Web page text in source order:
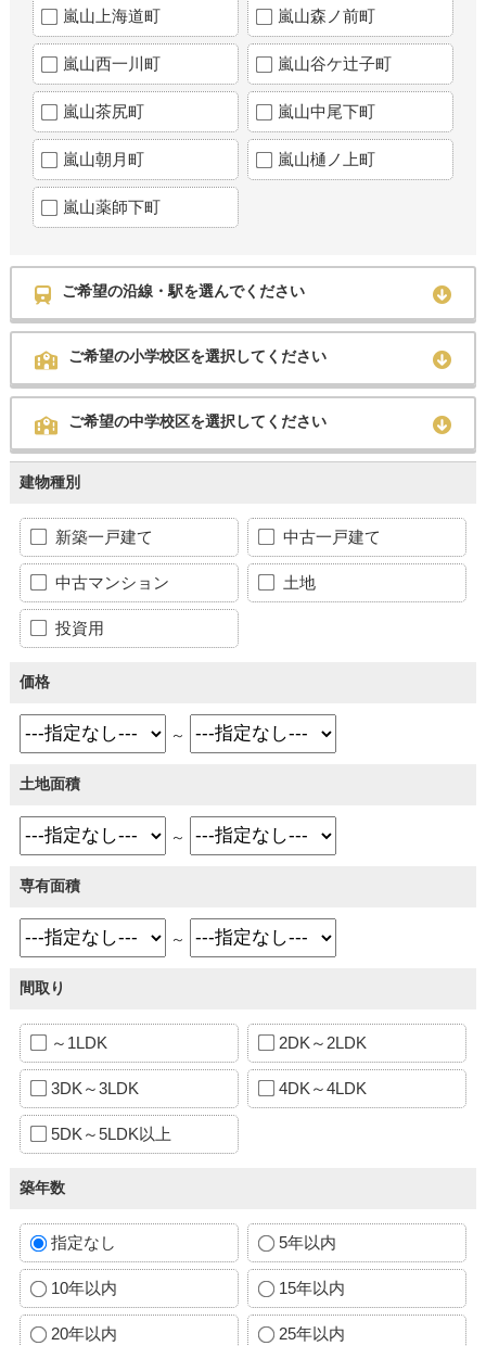
嵐山上海道町 嵐山森ノ前町
嵐山西一川町 嵐山谷ケ辻子町
嵐山茶尻町 嵐山中尾下町
嵐山朝月町 嵐山樋ノ上町
嵐山薬師下町
ご希望の沿線・駅を選んでください
ご希望の小学校区を選択してください
ご希望の中学校区を選択してください
建物種別
新築一戸建て 中古一戸建て
中古マンション 土地
投資用
価格
～
土地面積
～
専有面積
～
間取り
～1LDK 2DK～2LDK
3DK～3LDK 4DK～4LDK
5DK～5LDK以上
築年数
指定なし 5年以内
10年以内 15年以内
20年以内 25年以内